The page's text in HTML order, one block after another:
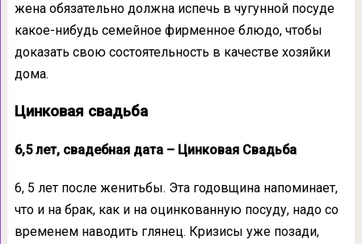
жена обязательно должна испечь в чугунной посуде
какое-нибудь семейное фирменное блюдо, чтобы
доказать свою состоятельность в качестве хозяйки
дома.
Цинковая свадьба
6,5 лет, свадебная дата – Цинковая Свадьба
6, 5 лет после женитьбы. Эта годовщина напоминает,
что и на брак, как и на оцинкованную посуду, надо со
временем наводить глянец. Кризисы уже позади,